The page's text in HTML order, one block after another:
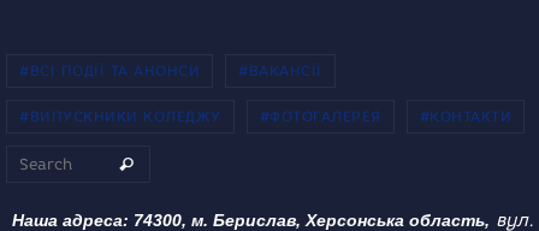
#ВСІ ПОДІЇ ТА АНОНСИ #ВАКАНСІЇ
#ВИПУСКНИКИ КОЛЕДЖУ #ФОТОГАЛЕРЕЯ #КОНТАКТИ
Search
Наша адреса: 74300, м. Берислав, Херсонська область, вул.